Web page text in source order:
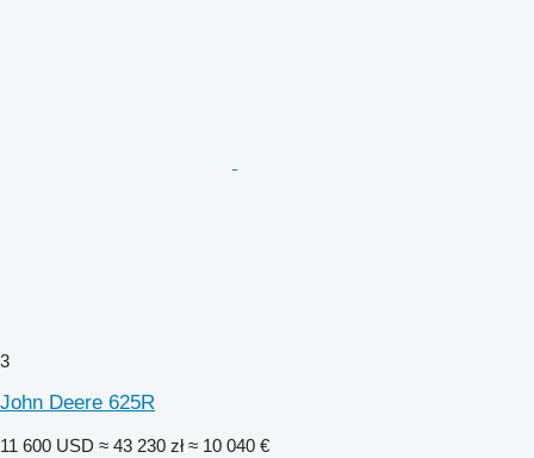
3
John Deere 625R
11 600 USD ≈ 43 230 zł ≈ 10 040 €